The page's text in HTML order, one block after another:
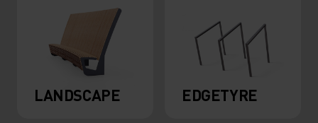
LANDSCAPE EDGETYRE